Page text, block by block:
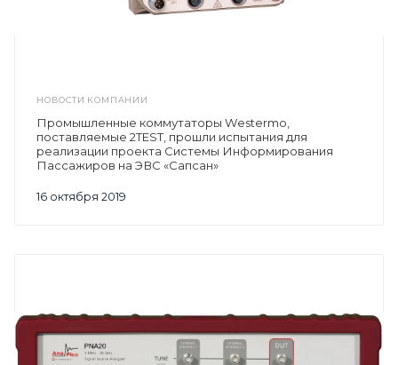
НОВОСТИ КОМПАНИИ
16 октября 2019
Промышленные коммутаторы Westermo,
поставляемые 2TEST, прошли испытания для
реализации проекта Системы Информирования
Пассажиров на ЭВС «Сапсан»